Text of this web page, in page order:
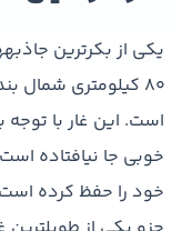
یکی از بکرترین
۸۰ کیلومتری شمال
است. این غار با توجه
خوبی جا نیافتاده